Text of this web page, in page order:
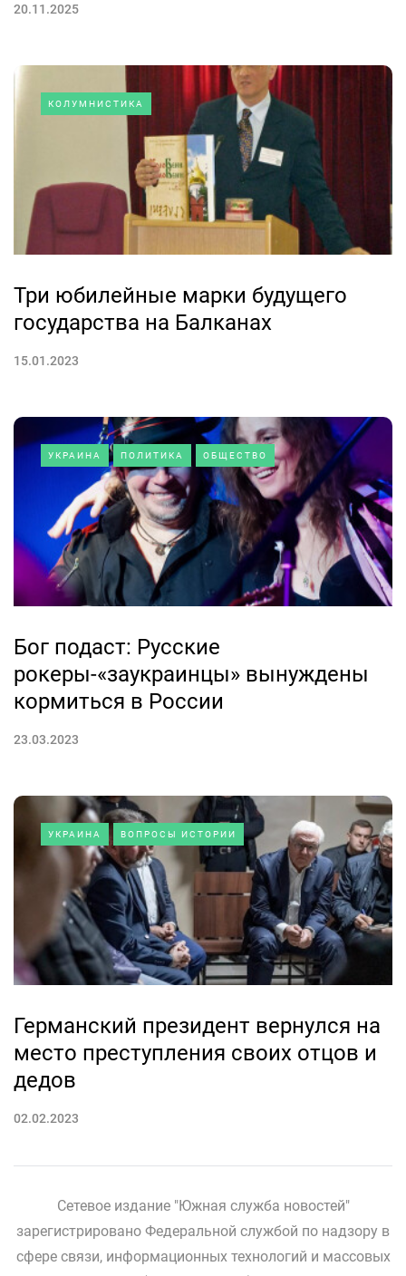
20.11.2025
КОЛУМНИСТИКА
Три юбилейные марки будущего
государства на Балканах
15.01.2023
УКРАИНА ПОЛИТИКА ОБЩЕСТВО
Бог подаст: Русские
рокеры-«заукраинцы» вынуждены
кормиться в России
23.03.2023
УКРАИНА ВОПРОСЫ ИСТОРИИ
Германский президент вернулся на
место преступления своих отцов и
дедов
02.02.2023
Сетевое издание "Южная служба новостей"
зарегистрировано Федеральной службой по надзору в
сфере связи, информационных технологий и массовых